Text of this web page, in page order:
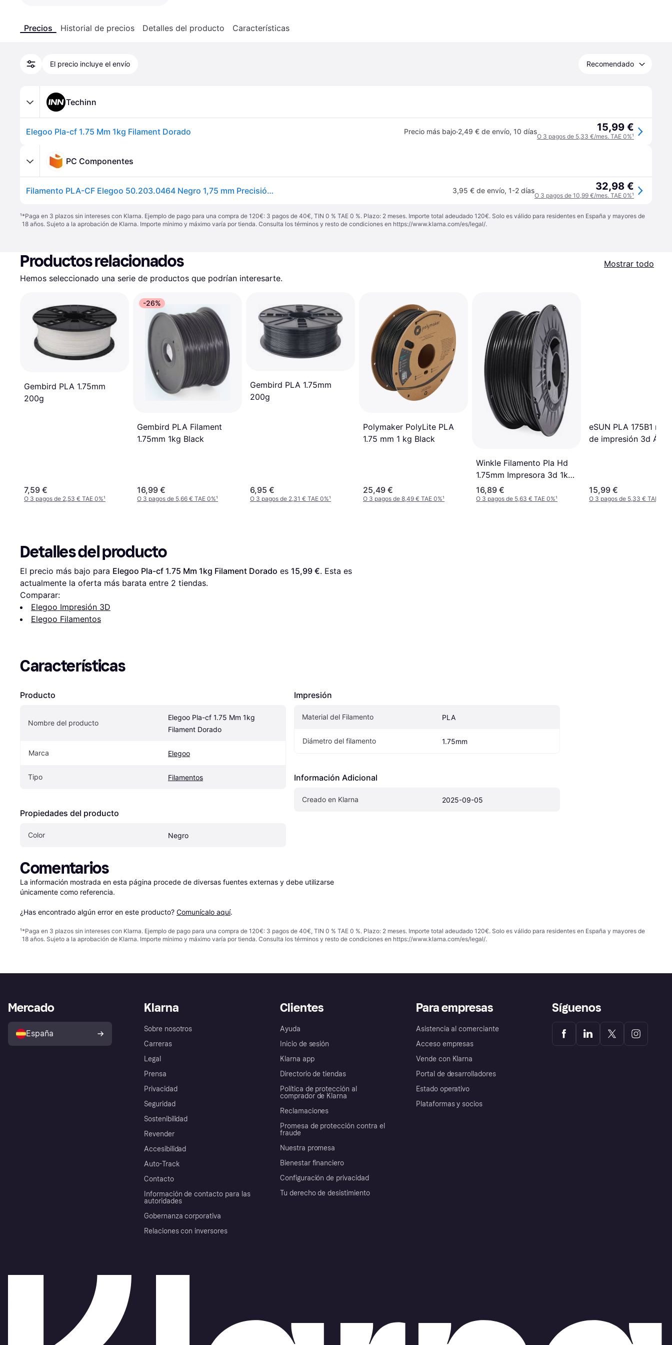
Precios Historial de precios Detalles del producto Características
El precio incluye el envío Recomendado
Techinn
Elegoo Pla-cf 1.75 Mm 1kg Filament Dorado Precio más bajo·2,49 € de envío, 10 días 15,99 €
O 3 pagos de 5,33 €/mes. TAE 0%¹
PC Componentes
Filamento PLA-CF Elegoo 50.203.0464 Negro 1,75 mm Precisión Carbono 3,95 € de envío, 1-2 días 32,98 €
O 3 pagos de 10,99 €/mes. TAE 0%¹
¹*Paga en 3 plazos sin intereses con Klarna. Ejemplo de pago para una compra de 120€: 3 pagos de 40€, TIN 0 % TAE 0 %. Plazo: 2 meses. Importe total adeudado 120€. Solo es válido para residentes en España y mayores de
18 años. Sujeto a la aprobación de Klarna. Importe mínimo y máximo varía por tienda. Consulta los términos y resto de condiciones en https://www.klarna.com/es/legal/.
Productos relacionados
Mostrar todo
Hemos seleccionado una serie de productos que podrían interesarte.
Gembird PLA 1.75mm
200g
7,59 €
O 3 pagos de 2,53 € TAE 0%¹
-26%
Gembird PLA Filament
1.75mm 1kg Black
16,99 €
O 3 pagos de 5,66 € TAE 0%¹
Gembird PLA 1.75mm
200g
6,95 €
O 3 pagos de 2,31 € TAE 0%¹
Polymaker PolyLite PLA
1.75 mm 1 kg Black
25,49 €
O 3 pagos de 8,49 € TAE 0%¹
Winkle Filamento Pla Hd
1.75mm Impresora 3d 1kg
Negro Azabache
16,89 €
O 3 pagos de 5,63 € TAE 0%¹
eSUN PLA 175B1
de impresión 3d
15,99 €
O 3 pagos de 5,33 € TAE 0%
Detalles del producto
El precio más bajo para Elegoo Pla-cf 1.75 Mm 1kg Filament Dorado es 15,99 €. Esta es
actualmente la oferta más barata entre 2 tiendas.
Comparar:
Elegoo Impresión 3D
Elegoo Filamentos
Características
Producto
Nombre del producto
Elegoo Pla-cf 1.75 Mm 1kg
Filament Dorado
Marca Elegoo
Tipo Filamentos
Propiedades del producto
Color Negro
Impresión
Material del Filamento PLA
Diámetro del filamento 1.75mm
Información Adicional
Creado en Klarna 2025-09-05
Comentarios
La información mostrada en esta página procede de diversas fuentes externas y debe utilizarse
únicamente como referencia.
¿Has encontrado algún error en este producto? Comunícalo aquí.
¹*Paga en 3 plazos sin intereses con Klarna. Ejemplo de pago para una compra de 120€: 3 pagos de 40€, TIN 0 % TAE 0 %. Plazo: 2 meses. Importe total adeudado 120€. Solo es válido para residentes en España y mayores de
18 años. Sujeto a la aprobación de Klarna. Importe mínimo y máximo varía por tienda. Consulta los términos y resto de condiciones en https://www.klarna.com/es/legal/.
Klarna
Sobre nosotros
Carreras
Legal
Prensa
Privacidad
Seguridad
Sostenibilidad
Revender
Accesibilidad
Auto-Track
Contacto
Información de contacto para las
autoridades
Gobernanza corporativa
Relaciones con inversores
Clientes
Ayuda
Inicio de sesión
Klarna app
Directorio de tiendas
Política de protección al
comprador de Klarna
Reclamaciones
Promesa de protección contra el
fraude
Nuestra promesa
Bienestar financiero
Configuración de privacidad
Tu derecho de desistimiento
Para empresas
Asistencia al comerciante
Acceso empresas
Vende con Klarna
Portal de desarrolladores
Estado operativo
Plataformas y socios
Mercado
España
Síguenos